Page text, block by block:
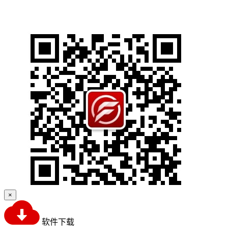
×
软件下载